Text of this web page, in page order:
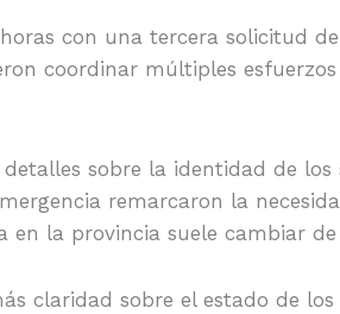
con una tercera solicitud
coordinar múltiples
sobre la identidad de
remarcaron la
en la provincia suele cambiar
claridad sobre el estado de